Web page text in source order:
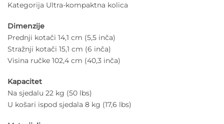
Kategorija Ultra-kompaktna kolica
Dimenzije
Prednji kotači 14,1 cm (5,5 inča)
Stražnji kotači 15,1 cm (6 inča)
Visina ručke 102,4 cm (40,3 inča)
Kapacitet
Na sjedalu 22 kg (50 lbs)
U košari ispod sjedala 8 kg (17,6 lbs)